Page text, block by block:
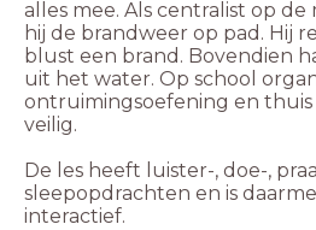
alles mee. Als centralist op
hij de brandweer op pad. Hij
blust een brand. Bovendien
uit het water. Op school
ontruimingsoefening en
veilig.
De les heeft luister-, doe-,
sleepopdrachten en is
interactief.